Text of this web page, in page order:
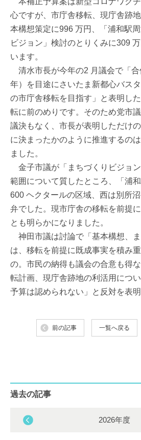
心ですが、市庁舎移転、現庁舎跡
本構想策定に996 万円、「浦和駅
ビジョン」検討のとりくみに309
います。
清水市長が今年の2 月議会で「合
年）を目途にさいたま新都心バス
の市庁舎移転を目指す」と表明し
転に前のめりです。そのため党市
議決もなく、市長が表明しただけ
に決まったかのように推進するの
ました。
金子市議が「まちづくりビジョ
範囲について質したところ、「浦
600 ヘクタールの区域、西は別所
弁でした。現市庁舎の移転を前提
とも明らかになりました。
神田市議は討論で「基本構想、
は、移転を前提に既成事実を積み
の。市民の納得も議会の合意も得
転計画、現庁舎跡地の利活用につ
予算は認められない」と反対を表明
前の記事 一覧へ戻る
過去の記事
2026年度